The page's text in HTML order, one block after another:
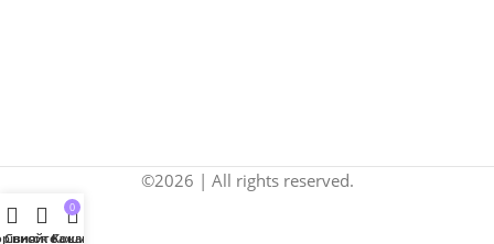
©2026 | All rights reserved.
Список бажань
0
Кошик